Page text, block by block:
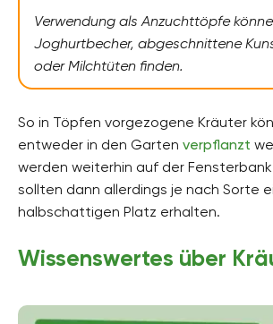
Verwendung als Anzuchttöpfe
Joghurtbecher, abgeschnittene
oder Milchtüten finden.
So in Töpfen vorgezogene Kräuter
entweder in den Garten verpflanzt
werden weiterhin auf der
sollten dann allerdings je nach Sorte
halbschattigen Platz erhalten.
Wissenswertes über